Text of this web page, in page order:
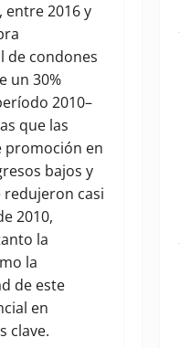
entre 2016 y
de condones
un 30%
2010–
que las
promoción en
bajos y
redujeron casi
2010,
la
la
de este
en
clave.